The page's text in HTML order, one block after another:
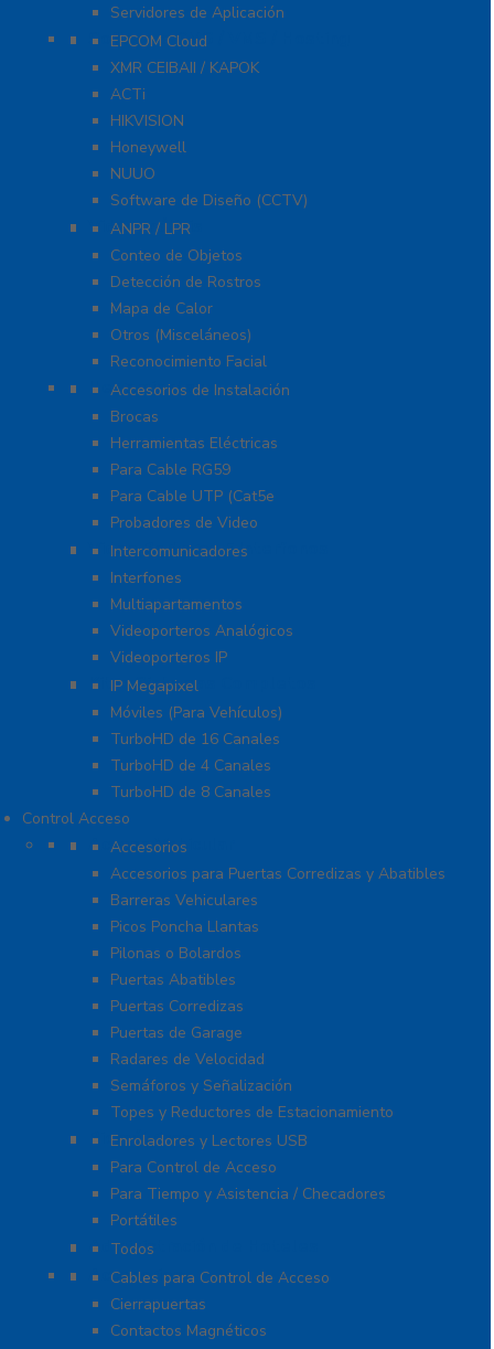
Servidores de Aplicación
Software CMS / VMS / Hosting
EPCOM Cloud
XMR CEIBAII / KAPOK
ACTi
HIKVISION
Honeywell
NUUO
Software de Diseño (CCTV)
Videoanálisis
ANPR / LPR
Conteo de Objetos
Detección de Rostros
Mapa de Calor
Otros (Misceláneos)
Reconocimiento Facial
Herramientas
Accesorios de Instalación
Brocas
Herramientas Eléctricas
Para Cable RG59
Para Cable UTP (Cat5e
Probadores de Video
Video Porteros E Interfonos
Intercomunicadores
Interfones
Multiapartamentos
Videoporteros Analógicos
Videoporteros IP
Kits- Sistemas Completos
IP Megapixel
Móviles (Para Vehículos)
TurboHD de 16 Canales
TurboHD de 4 Canales
TurboHD de 8 Canales
Control Acceso
Acceso Vehicular
Accesorios
Accesorios para Puertas Corredizas y Abatibles
Barreras Vehiculares
Picos Poncha Llantas
Pilonas o Bolardos
Puertas Abatibles
Puertas Corredizas
Puertas de Garage
Radares de Velocidad
Semáforos y Señalización
Topes y Reductores de Estacionamiento
Biométricos
Enroladores y Lectores USB
Para Control de Acceso
Para Tiempo y Asistencia / Checadores
Portátiles
Administración de Hoteles
Todos
Accesorios
Cables para Control de Acceso
Cierrapuertas
Contactos Magnéticos